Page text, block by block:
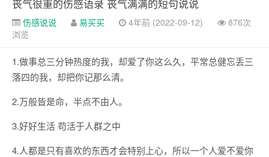
丧气很重的伤感语录 丧气满满的短句说说
伤感说说 易买买 4年前 (2022-09-12)
876次
浏览
1.做事总三分钟热度的我，却爱了你这么久，平常总健忘丢三
落四的我，却把你记那么清。
2.万般皆是命，半点不由人。
3.好好生活 苟活于人群之中
4.人都是只有喜欢的东西才会特别上心，所以一个人爱不爱你